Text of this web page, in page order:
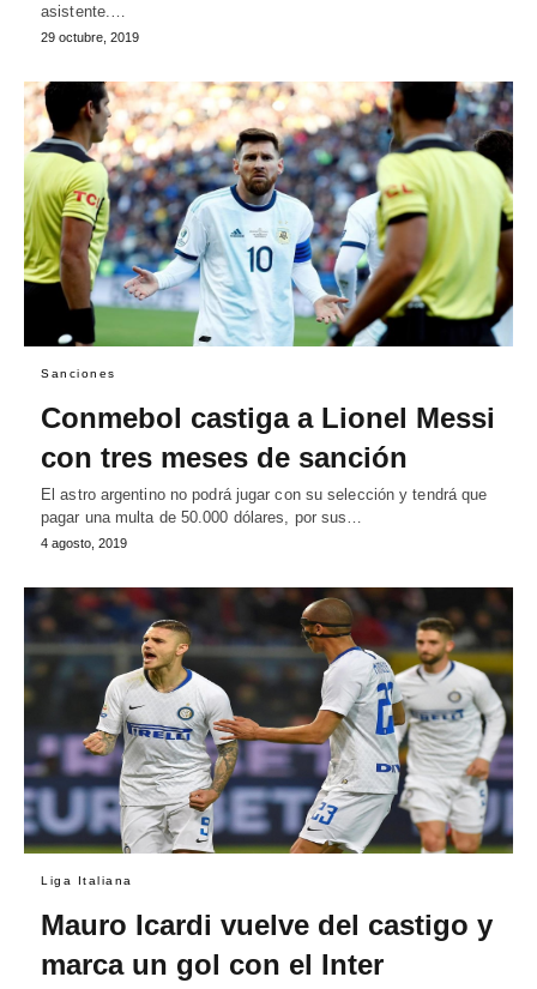
asistente.…
29 octubre, 2019
Sanciones
Conmebol castiga a Lionel Messi
con tres meses de sanción
El astro argentino no podrá jugar con su selección y tendrá que
pagar una multa de 50.000 dólares, por sus…
4 agosto, 2019
Liga Italiana
Mauro Icardi vuelve del castigo y
marca un gol con el Inter